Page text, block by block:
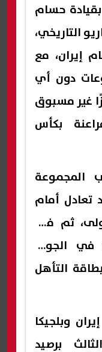
حسام
التاريخي،
إيران، مع
دون أي
غير مسبوق
بكأس
المجموعة
نقاط، بعد تعادل أمام
ثم فوز
على نيوزيلندا 3-1 في الجولة
التأهل
وبلجيكا
برصيد